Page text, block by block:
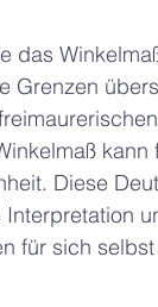
das
Grenzen
Diese
für sich